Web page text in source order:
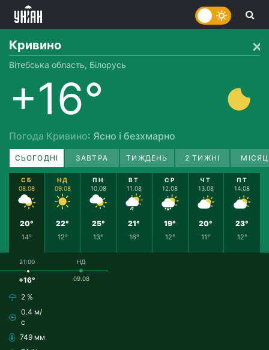
Кривино
Вітебська область, Білорусь
+16°
Погода Кривино: Ясно і безхмарно
СЬОГОДНІ ЗАВТРА ТИЖДЕНЬ 2 ТИЖНІ
СБ
08.08
20°
14°
НД
09.08
22°
12°
ПН
10.08
25°
13°
ВТ
11.08
21°
16°
СР
12.08
19°
12°
ЧТ
13.08
20°
11°
ПТ
14.08
23°
12°
21:00
+16°
2 %
0.4 м/
с
749 мм
НД
09.08